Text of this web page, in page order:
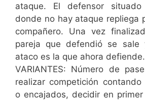
ataque. El defensor
donde no hay ataque repliega
compañero. Una vez
pareja que defendió se sale
ataco es la que ahora defiende.
VARIANTES: Número de
realizar competición
o encajados, decidir en